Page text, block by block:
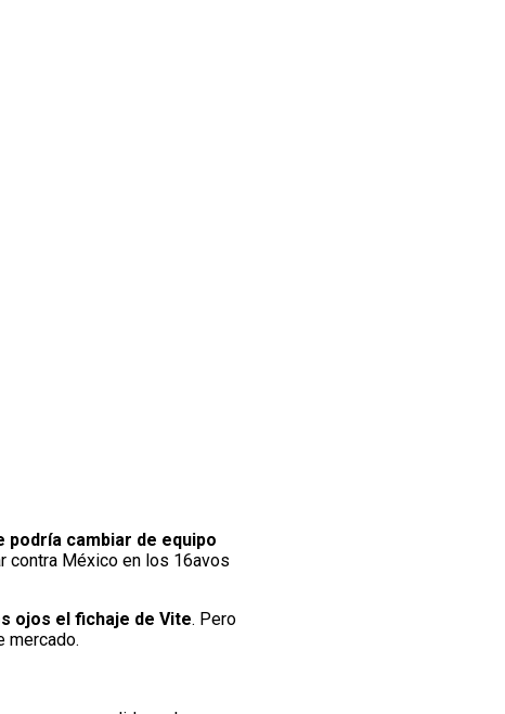
podría cambiar de equipo
contra México en los 16avos
ojos el fichaje de Vite. Pero
mercado.